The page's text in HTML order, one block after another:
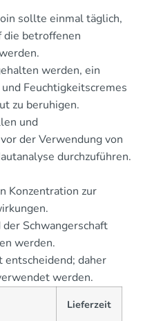
sollte einmal täglich,
die betroffenen
werden, ein
Feuchtigkeitscremes
zu beruhigen.
und
der Verwendung von
durchzuführen.
Konzentration zur
Schwangerschaft
werden.
entscheidend; daher
werden.
Lieferzeit